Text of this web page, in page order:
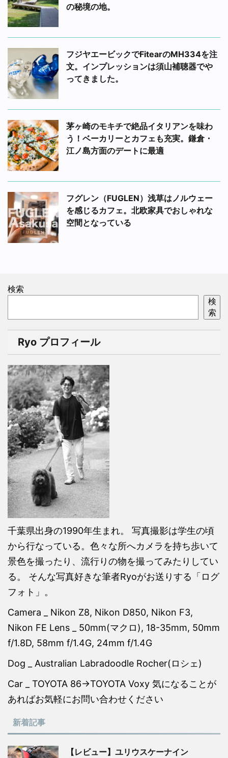
の秘境の地。
フジヤエービックでFitearのMH334を注
文。インプレッションは須山補聴器でや
ってきました。
茅ヶ崎のモキチで絶品イタリアンを味わ
う！ベーカリーとカフェも充実。鎌倉・
江ノ島方面のデートに最適
フグレン（FUGLEN）浅草はノルウェー
を感じるカフェ。北欧家具でおしゃれな
空間となっている
検索
検
索
Ryo プロフィール
千葉県出身の1990年生まれ。 写真撮影は学生の頃
から行なっている。色々な所へカメラを持ち歩いて
景色を撮ったり、流行りの物を撮ってみたりしてい
る。 そんな写真好きな筆者Ryoがお送りする「ログ
フォト」。
Camera _ Nikon Z8, Nikon D850, Nikon F3,
Nikon FE Lens _ 50mm(マクロ), 18-35mm, 50mm
f/1.8D, 58mm f/1.4G, 24mm f/1.4G
Dog _ Australian Labradoodle Rocher(ロシェ)
Car _ TOYOTA 86→TOYOTA Voxy 気になることが
あればお気軽にお問い合わせください
新着記事
【レビュー】ユリウスケーナイン